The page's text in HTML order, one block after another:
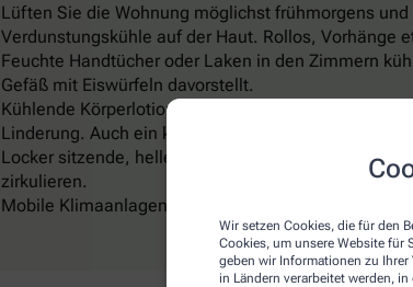
Wir setzen Cookies, die für den
Cookies, um unsere Website für
geben wir Informationen zu Ihrer
in Ländern verarbeitet werden,
Lüften Sie die Wohnung möglichst frühmorgens
Verdunstungskühle auf der Haut. Rollos, Vorhänge
Feuchte Handtücher oder Laken in den Zimmern
Gefäß mit Eiswürfeln davorstellt.
Kühlende Körperlotionen, ein Thermalwasserspray
Linderung. Auch ein kühles Fußbad oder feuchte
Locker sitzende, helle Kleidung, zum Beispiel aus
zirkulieren.
Mobile Klimaanlagen gibt es im Baumarkt schon